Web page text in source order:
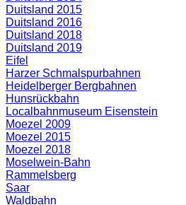
Duitsland 2015
Duitsland 2016
Duitsland 2018
Duitsland 2019
Eifel
Harzer Schmalspurbahnen
Heidelberger Bergbahnen
Hunsrückbahn
Localbahnmuseum Eisenstein
Moezel 2009
Moezel 2015
Moezel 2018
Moselwein-Bahn
Rammelsberg
Saar
Waldbahn